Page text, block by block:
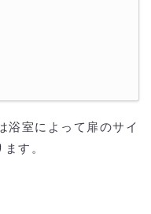
浴室によって扉のサイ
す。